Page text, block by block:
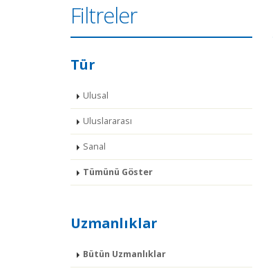
Filtreler
Tür
Ulusal
Uluslararası
Sanal
Tümünü Göster
Uzmanlıklar
Bütün Uzmanlıklar